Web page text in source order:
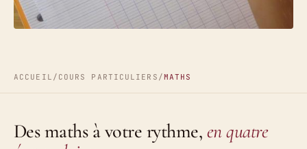
ACCUEIL / COURS PARTICULIERS /MATHS
Des maths à votre rythme, en quatre